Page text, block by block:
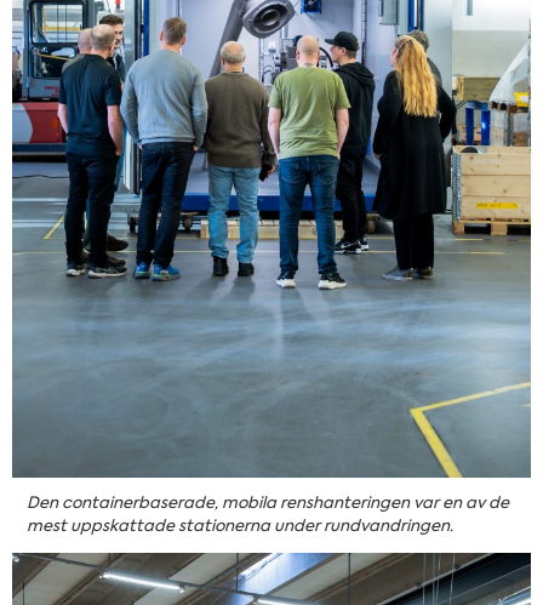
Den containerbaserade, mobila renshanteringen var en av de
mest uppskattade stationerna under rundvandringen.